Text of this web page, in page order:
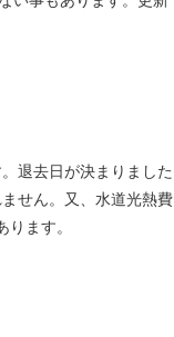
退去日が決まりました
せん。又、水道光熱費
ます。